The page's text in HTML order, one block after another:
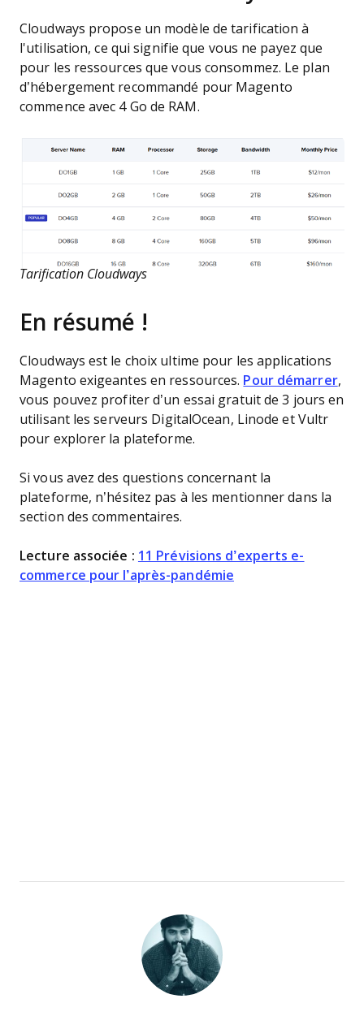
Cloudways propose un modèle de tarification à
l'utilisation, ce qui signifie que vous ne payez que
pour les ressources que vous consommez. Le plan
d’hébergement recommandé pour Magento
commence avec 4 Go de RAM.
Tarification Cloudways
En résumé !
Cloudways est le choix ultime pour les applications
Magento exigeantes en ressources. Pour démarrer,
vous pouvez profiter d’un essai gratuit de 3 jours en
utilisant les serveurs DigitalOcean, Linode et Vultr
pour explorer la plateforme.
Si vous avez des questions concernant la
plateforme, n’hésitez pas à les mentionner dans la
section des commentaires.
Lecture associée : 11 Prévisions d’experts e-
commerce pour l’après-pandémie